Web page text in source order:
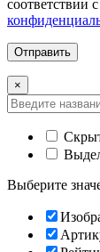
соответствии с
×
Выберите